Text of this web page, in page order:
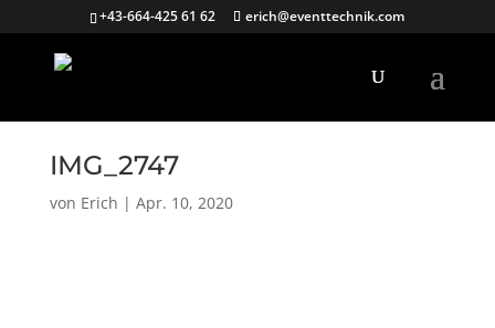
+43-664-425 61 62 erich@eventtechnik.com
IMG_2747
von Erich | Apr. 10, 2020